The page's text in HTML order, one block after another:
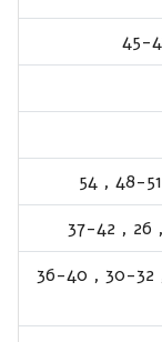
45-
48-51
,
54
,
26
,
37-42
30-32
,
36-40